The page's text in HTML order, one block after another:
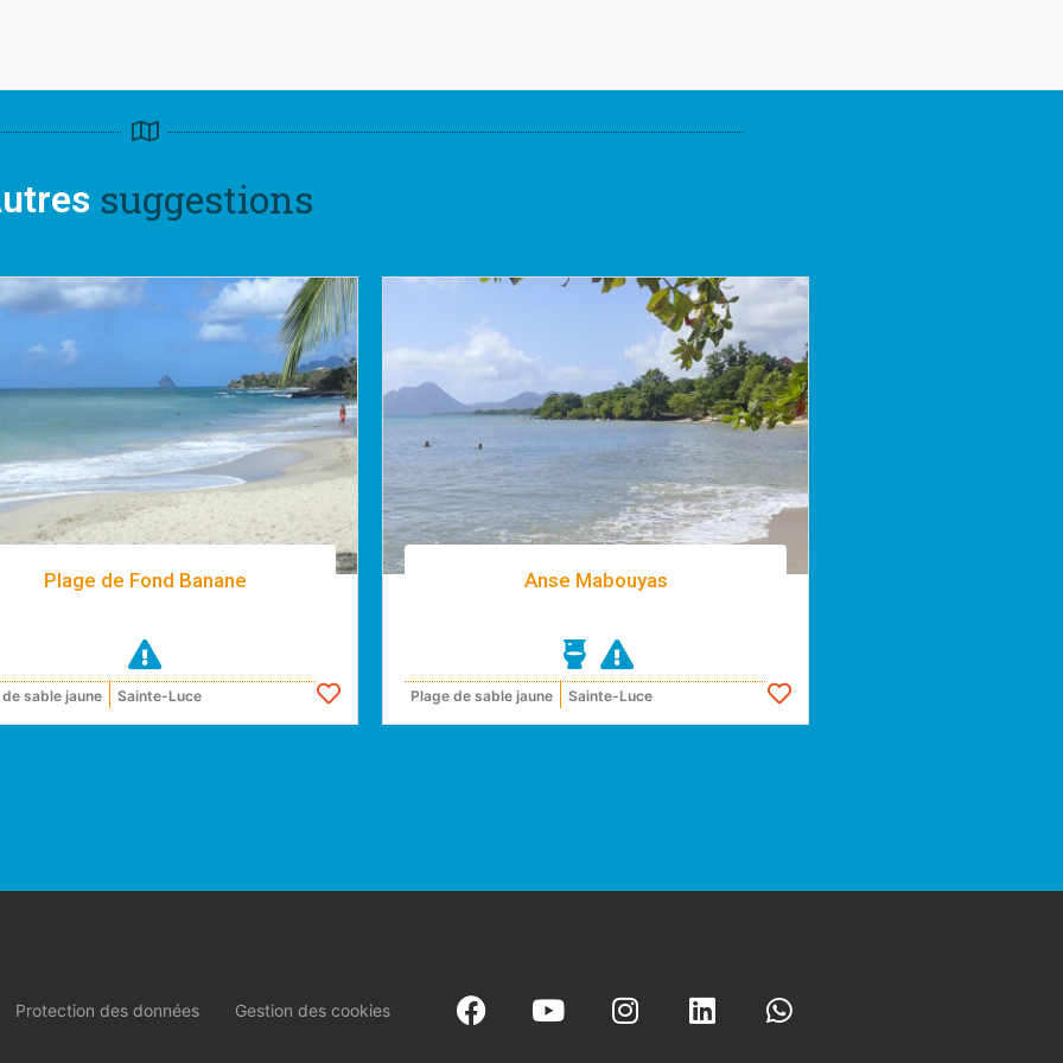
suggestions
Plage de Fond Banane
sable jaune Sainte-Luce
Anse Mabouyas
Plage de sable jaune Sainte-Luce
Protection des données Gestion des cookies